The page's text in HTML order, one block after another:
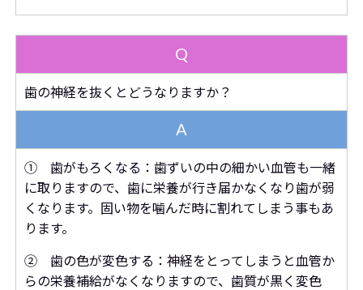
Q
歯の神経を抜くとどうなりますか？
A
① 歯がもろくなる：歯ずいの中の細かい血管も一緒
に取りますので、歯に栄養が行き届かなくなり歯が弱
くなります。固い物を噛んだ時に割れてしまう事もあ
ります。
② 歯の色が変色する：神経をとってしまうと血管か
らの栄養補給がなくなりますので、歯質が黒く変色